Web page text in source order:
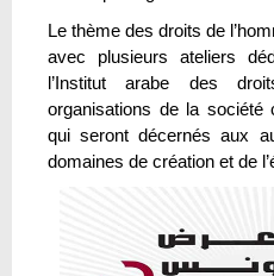
Le thème des droits de
avec plusieurs ateliers
l’Institut arabe des
organisations de la
qui seront décernés aux
domaines de création et de